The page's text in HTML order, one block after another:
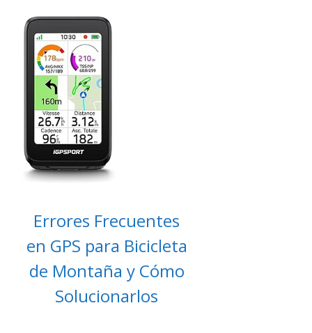
Errores Frecuentes
en GPS para Bicicleta
de Montaña y Cómo
Solucionarlos